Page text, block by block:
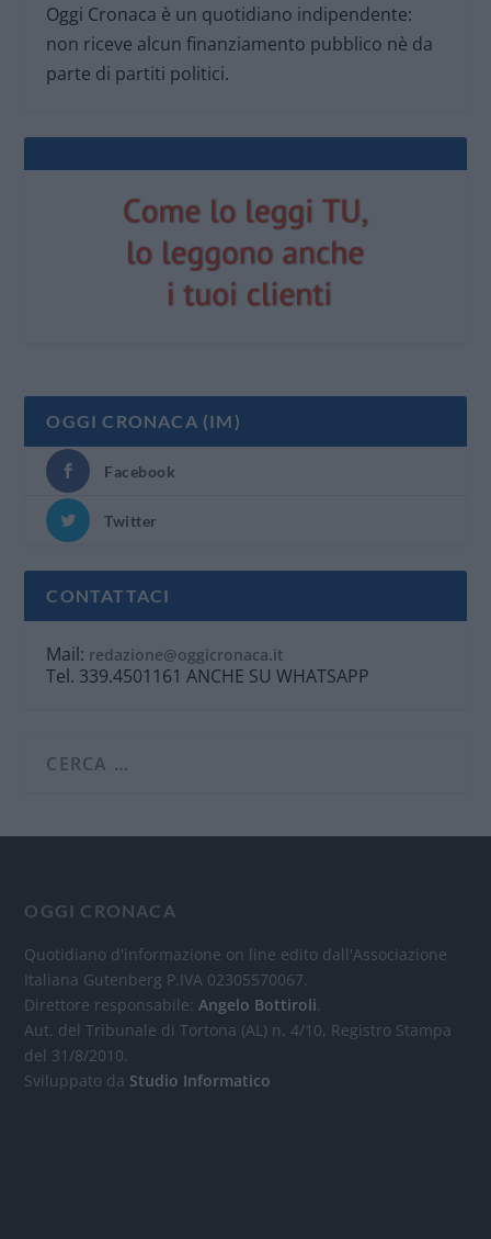
Oggi Cronaca è un quotidiano indipendente:
non riceve alcun finanziamento pubblico nè da
parte di partiti politici.
OGGI CRONACA (IM)
Facebook
Twitter
CONTATTACI
Mail: redazione@oggicronaca.it
Tel. 339.4501161 ANCHE SU WHATSAPP
OGGI CRONACA
Quotidiano d'informazione on line edito dall'Associazione
Italiana Gutenberg P.IVA 02305570067.
Direttore responsabile:Angelo Bottiroli
Aut. del Tribunale di Tortona (AL) n. 4/10, Registro Stampa
del 31/8/2010.
Sviluppato da Studio Informatico